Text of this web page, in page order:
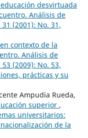
educación desvirtuada
Análisis de
(2001): No. 31,
contexto de la
Análisis de
(2009): No. 53,
prácticas y su
Ampudia Rueda,
superior ,
universitarios:
de la